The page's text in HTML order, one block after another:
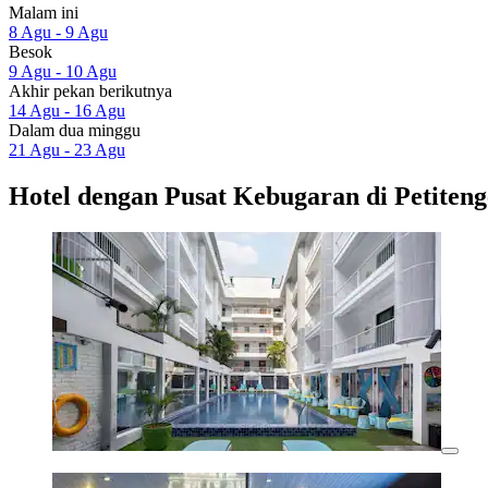
Malam ini
8 Agu - 9 Agu
Besok
9 Agu - 10 Agu
Akhir pekan berikutnya
14 Agu - 16 Agu
Dalam dua minggu
21 Agu - 23 Agu
Hotel dengan Pusat Kebugaran di